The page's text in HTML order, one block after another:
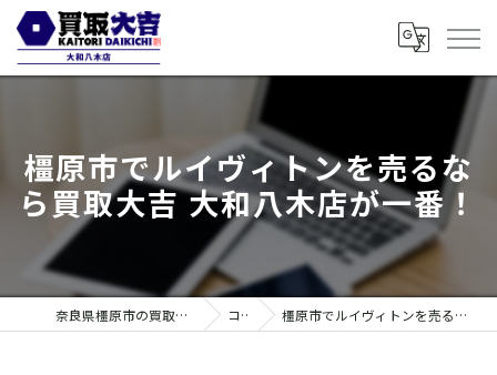
橿原市でルイヴィトンを売るな
ら買取大吉 大和八木店が一番！
奈良県橿原市の買取なら買取大吉 大和八木店 コラム 橿原市でルイヴィトンを売るなら買取大吉 大和八木店が一番！